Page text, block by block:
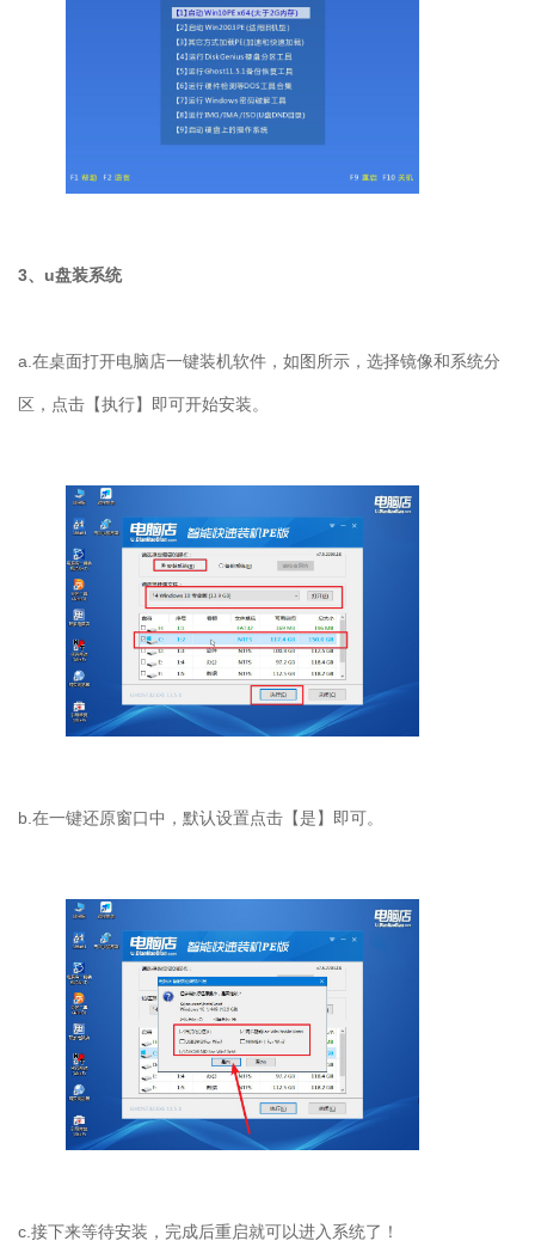
3、u盘装系统
a.在桌面打开电脑店一键装机软件，如图所示，选择镜像和系统分
区，点击【执行】即可开始安装。
b.在一键还原窗口中，默认设置点击【是】即可。
c.接下来等待安装，完成后重启就可以进入系统了！